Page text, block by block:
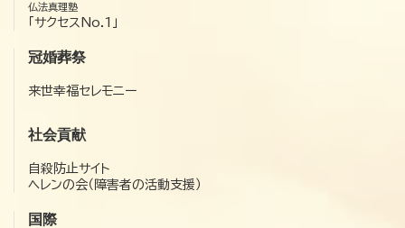
仏法真理塾
「サクセスNo.1」
冠婚葬祭
来世幸福セレモニー
社会貢献
自殺防止サイト
ヘレンの会（障害者の活動支援）
国際